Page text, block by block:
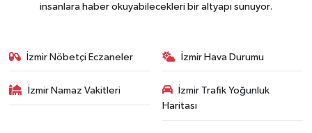
insanlara haber okuyabilecekleri bir altyapı sunuyor.
İzmir Nöbetçi Eczaneler İzmir Hava Durumu
İzmir Namaz Vakitleri
İzmir Trafik Yoğunluk
Haritası